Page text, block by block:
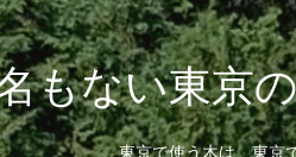
もない東京
東京で使う木は、東京